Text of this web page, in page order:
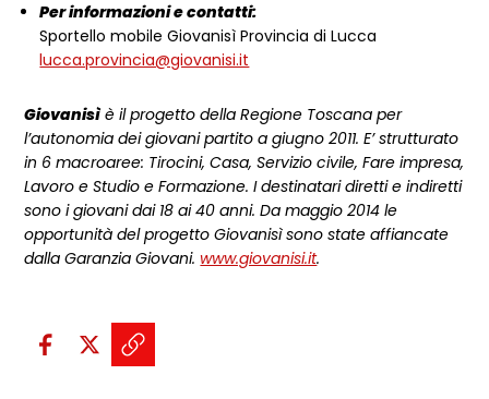
Per informazioni e contatti:
Sportello mobile Giovanisì Provincia di Lucca
lucca.provincia@giovanisi.it
Giovanisìè il progetto della Regione Toscana per
l’autonomia dei giovani partito a giugno 2011. E’ strutturato
in 6 macroaree: Tirocini, Casa, Servizio civile, Fare impresa,
Lavoro e Studio e Formazione. I destinatari diretti e indiretti
sono i giovani dai 18 ai 40 anni. Da maggio 2014 le
opportunità del progetto Giovanisì sono state affiancate
dalla Garanzia Giovani.www.giovanisi.it.
Condividi sui social:
Condividi su Facebook - apre
Condividi su X - apre una
Copia il link e condividi -